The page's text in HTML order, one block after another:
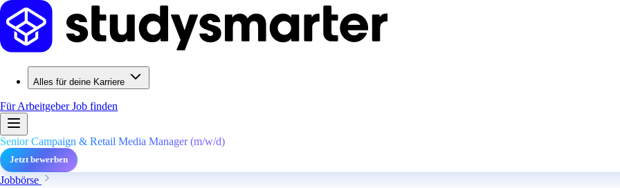
Alles für deine Karriere
Für ArbeitgeberJob finden
Senior Campaign & Retail Media Manager (m/w/d)
Jetzt bewerben
Jobbörse